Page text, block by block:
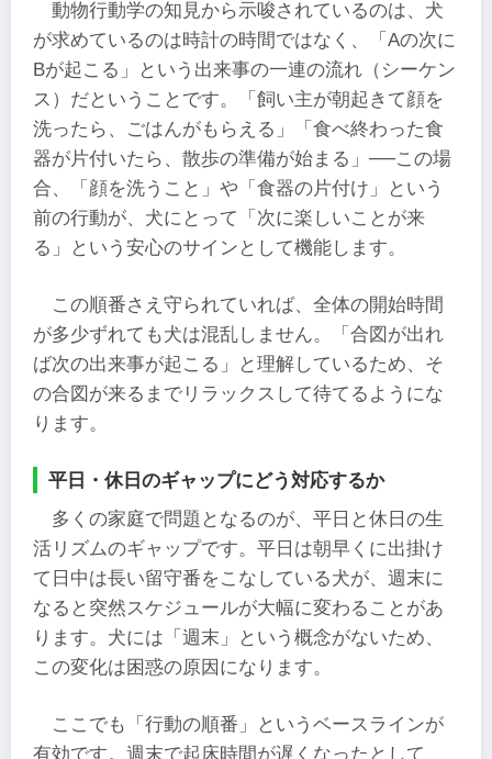
動物行動学の知見から示唆されているのは、犬
が求めているのは時計の時間ではなく、「Aの次に
Bが起こる」という出来事の一連の流れ（シーケン
ス）だということです。「飼い主が朝起きて顔を
洗ったら、ごはんがもらえる」「食べ終わった食
器が片付いたら、散歩の準備が始まる」──この場
合、「顔を洗うこと」や「食器の片付け」という
前の行動が、犬にとって「次に楽しいことが来
る」という安心のサインとして機能します。
この順番さえ守られていれば、全体の開始時間
が多少ずれても犬は混乱しません。「合図が出れ
ば次の出来事が起こる」と理解しているため、そ
の合図が来るまでリラックスして待てるようにな
ります。
平日・休日のギャップにどう対応するか
多くの家庭で問題となるのが、平日と休日の生
活リズムのギャップです。平日は朝早くに出掛け
て日中は長い留守番をこなしている犬が、週末に
なると突然スケジュールが大幅に変わることがあ
ります。犬には「週末」という概念がないため、
この変化は困惑の原因になります。
ここでも「行動の順番」というベースラインが
有効です。週末で起床時間が遅くなったとして